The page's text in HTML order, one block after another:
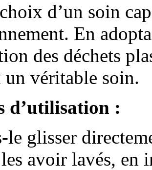
d’un soin
En
des déchets
un véritable soin.
d’utilisation :
le glisser
avoir lavés, en